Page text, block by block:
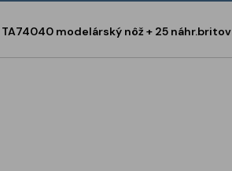
TA74040 modelárský nôž + 25 náhr.britov